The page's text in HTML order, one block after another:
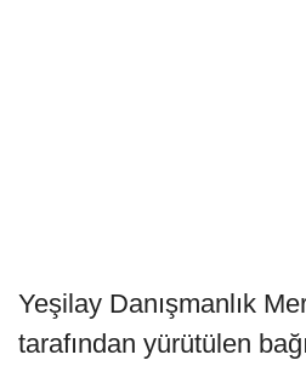
Yeşilay Danışmanlık
tarafından yürütülen